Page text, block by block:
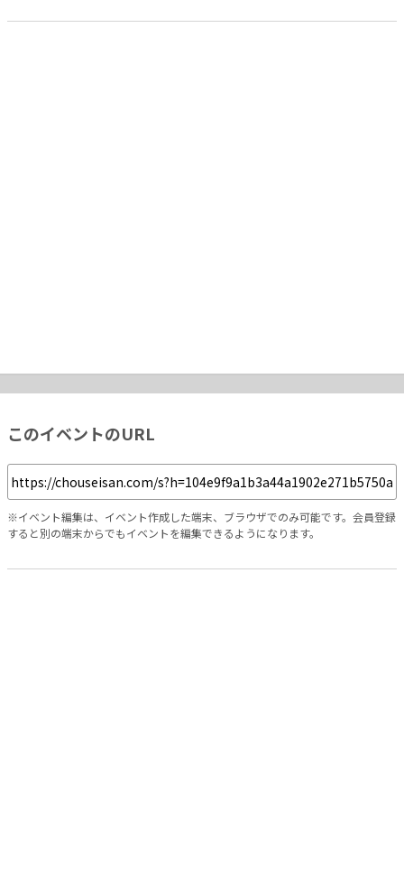
このイベントのURL
※イベント編集は、イベント作成した端末、ブラウザでのみ可能です。会員登録
すると別の端末からでもイベントを編集できるようになります。